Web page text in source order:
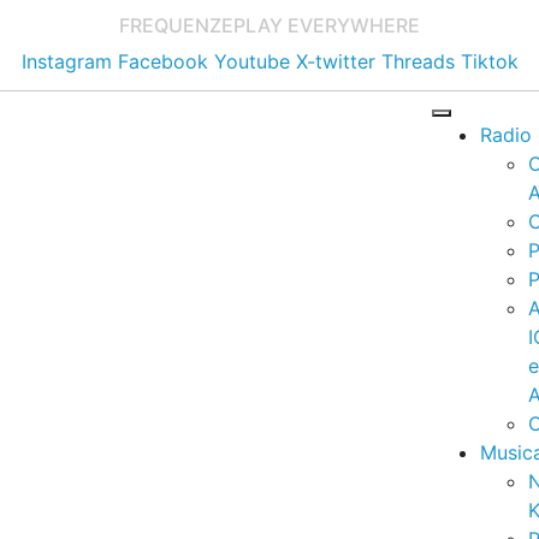
FREQUENZEPLAY EVERYWHERE
Instagram Facebook Youtube X-twitter Threads Tiktok
Radio
e